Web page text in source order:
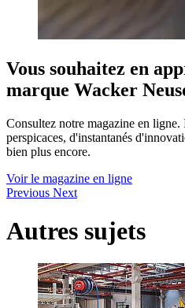
Vous souhaitez en
marque Wacker
Consultez notre magazine en ligne.
perspicaces, d'instantanés
bien plus encore.
Voir le magazine en ligne
Previous Next
Autres sujets